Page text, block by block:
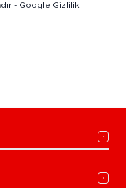
- Google Gizlilik